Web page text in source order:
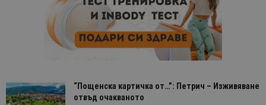
“Пощенска картичка от…”: Петрич – Изживяване
отвъд очакваното